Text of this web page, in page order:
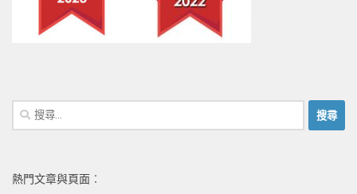
搜
尋
字:
熱門文章與頁面︰